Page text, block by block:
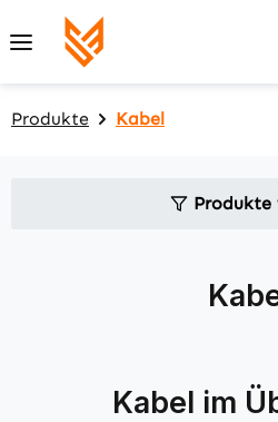
Zum Hauptinhalt springen
Produkte Kabel
Kabel im